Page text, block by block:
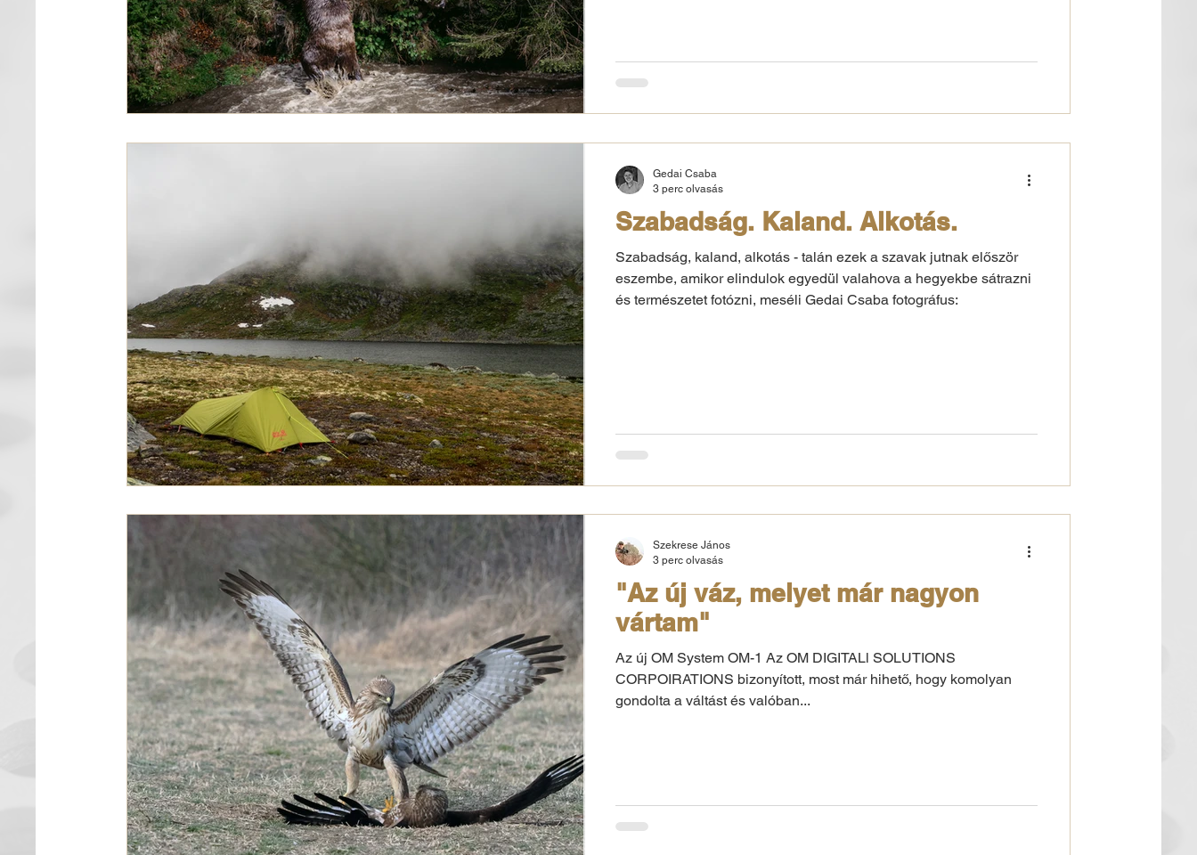
Szabadság. Kaland. Alkotás.
Szabadság, kaland, alkotás - talán ezek a szavak jutnak először
eszembe, amikor elindulok egyedül valahova a hegyekbe sátrazni
és természetet fotózni, meséli Gedai Csaba fotográfus:
Gedai Csaba
3 perc olvasás
"Az új váz, melyet már nagyon
vártam"
Az új OM System OM-1 Az OM DIGITALl SOLUTIONS
CORPOIRATIONS bizonyított, most már hihető, hogy komolyan
gondolta a váltást és valóban...
Szekrese János
3 perc olvasás